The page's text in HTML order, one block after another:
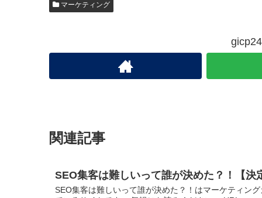
マーケティング
関連記事
SEO集客は難しいって誰が決めた？！【決
SEO集客は難しいって誰が決めた？！はマーケティン